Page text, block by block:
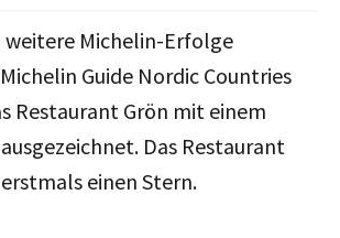
weitere Michelin-Erfolge
Guide Nordic Countries
Restaurant Grön mit einem
Das Restaurant
einen Stern.